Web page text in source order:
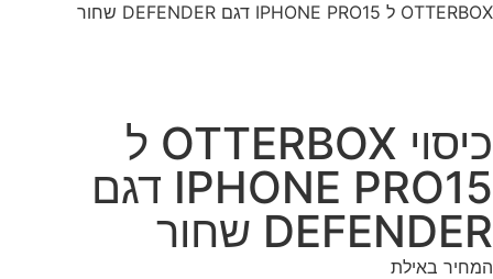
OTTERBOX ל IPHONE PRO15 דגם DEFENDER שחור
כיסוי OTTERBOX ל
IPHONE PRO15 דגם
DEFENDER שחור
המחיר באילת